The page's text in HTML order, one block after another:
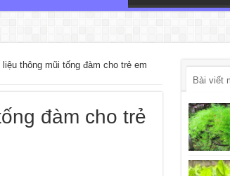
thông mũi tống đàm cho trẻ em
đàm cho trẻ
Bài viết